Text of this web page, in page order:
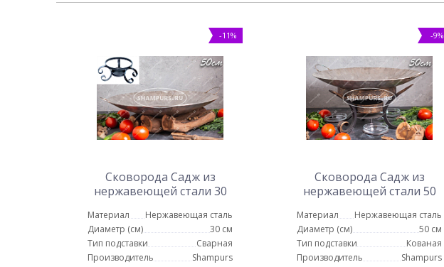
-11%
Сковорода Садж из
нержавеющей стали 30
Материал
Нержавеющая сталь
Диаметр (см)
30 см
Тип подставки
Сварная
Производитель
Shampurs
-9%
Сковорода Садж из
нержавеющей стали 50
емкостями для соуса
Материал
Нержавеющая сталь
Диаметр (см)
50 см
Тип подставки
Кованая
Производитель
Shampurs